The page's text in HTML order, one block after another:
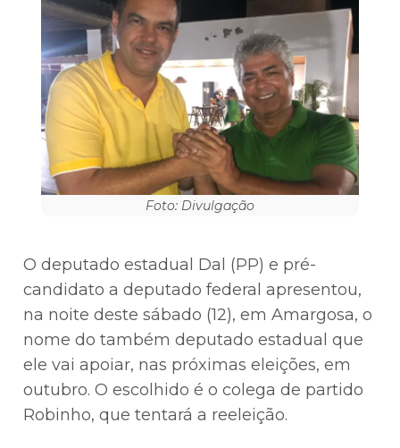
Foto: Divulgação
O deputado estadual Dal (PP) e pré-
candidato a deputado federal apresentou,
na noite deste sábado (12), em Amargosa, o
nome do também deputado estadual que
ele vai apoiar, nas próximas eleições, em
outubro. O escolhido é o colega de partido
Robinho, que tentará a reeleição.